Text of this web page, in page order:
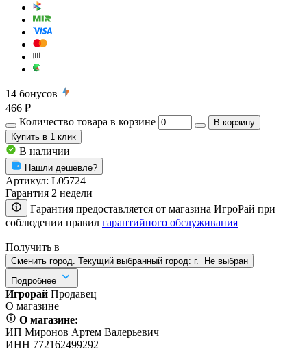
14 бонусов
466 ₽
Количество товара в корзине
В корзину
Купить в 1 клик
В наличии
Нашли дешевле?
Артикул: L05724
Гарантия 2 недели
Гарантия предоставляется от магазина ИгроРай при
соблюдении правил гарантийного обслуживания
Получить в
Сменить город. Текущий выбранный город: г.
Не выбран
Подробнее
Игрорай Продавец
О магазине
О магазине:
ИП Миронов Артем Валерьевич
ИНН 772162499292